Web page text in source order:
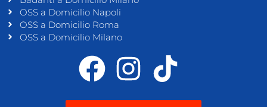
OSS a Domicilio Napoli
OSS a Domicilio Roma
OSS a Domicilio Milano